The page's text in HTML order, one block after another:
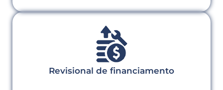
Revisional de financiamento